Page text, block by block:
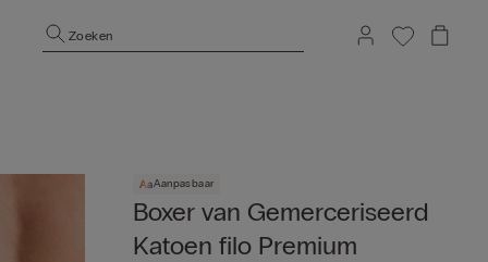
Zoeken
Aanpasbaar
Boxer van Gemerceriseerd
Katoen filo Premium